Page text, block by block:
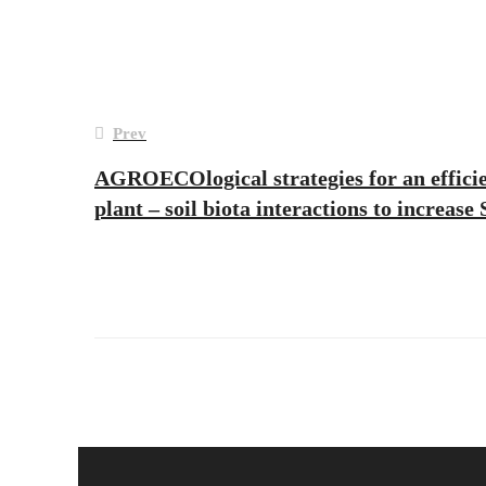
Post
navigation
Prev
AGROECOlogical strategies for an
plant – soil biota interactions to increase